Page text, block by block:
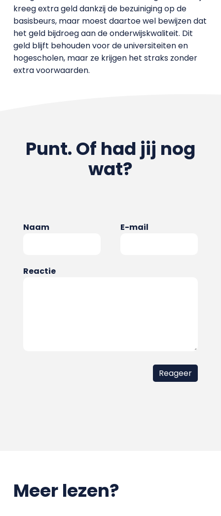
kreeg extra geld dankzij de bezuiniging op de
basisbeurs, maar moest daartoe wel bewijzen dat
het geld bijdroeg aan de onderwijskwaliteit. Dit
geld blijft behouden voor de universiteiten en
hogescholen, maar ze krijgen het straks zonder
extra voorwaarden.
Punt. Of had jij nog
wat?
Naam E-mail
Reactie
Meer lezen?